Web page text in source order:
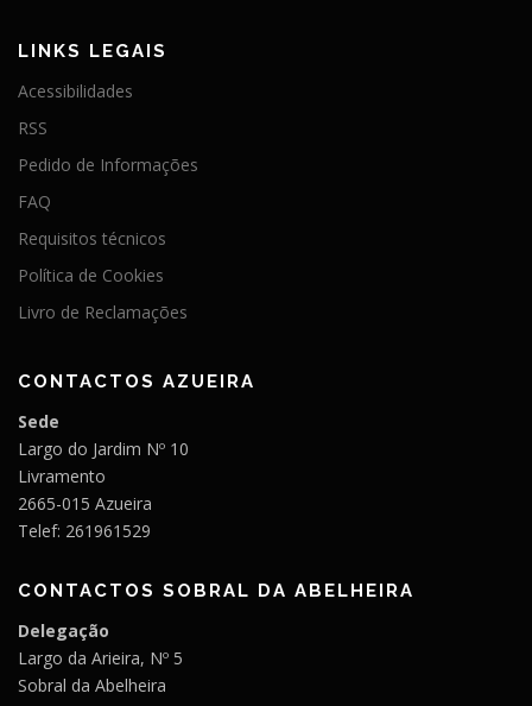
LINKS LEGAIS
Acessibilidades
RSS
Pedido de Informações
FAQ
Requisitos técnicos
Política de Cookies
Livro de Reclamações
CONTACTOS AZUEIRA
Sede
Largo do Jardim Nº 10
Livramento
2665-015 Azueira
Telef: 261961529
CONTACTOS SOBRAL DA ABELHEIRA
Delegação
Largo da Arieira, Nº 5
Sobral da Abelheira